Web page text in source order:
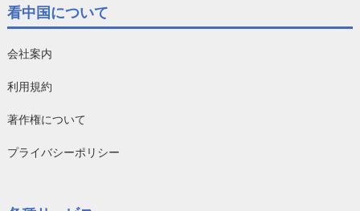
看中国について
会社案内
利用規約
著作権について
プライバシーポリシー